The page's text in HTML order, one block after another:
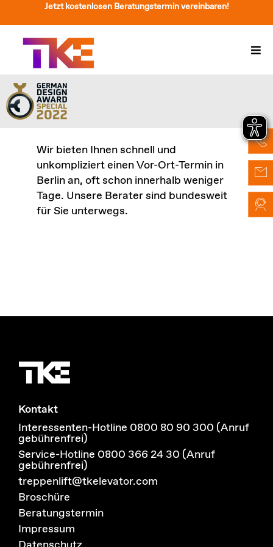
Inhalt
springen
Jetzt kostenlosen Beratungstermin vereinbaren!
Treppenlift
Preise
Service
Treppenliftberatung
Über Uns & Kontakt
Wir bieten Ihnen schnell und
unkompliziert einen Vor-Ort-Termin in
Berlin an, oft schon innerhalb weniger
Tage. Unsere Berater sind bundesweit
für Sie unterwegs.
Kontakt
Interessenten-Hotline 0800 80 90 300 (Anruf
gebührenfrei)
Service-Hotline 0800 366 24 30 (Anruf
gebührenfrei)
treppenlift@tkelevator.com
Broschüre
Beratungstermin
Impressum